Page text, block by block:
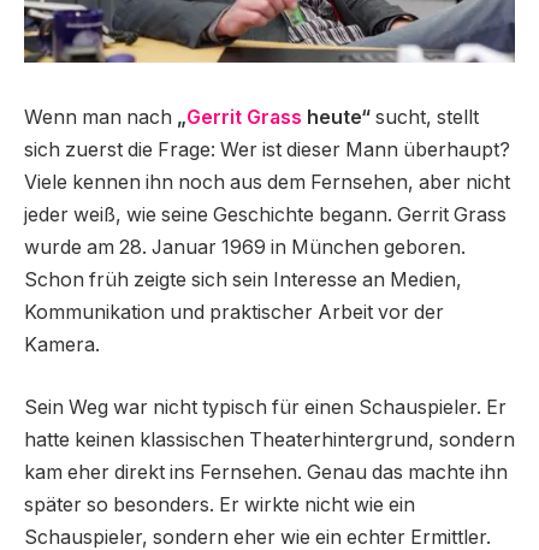
Wenn man nach „Gerrit Grass heute“ sucht, stellt
sich zuerst die Frage: Wer ist dieser Mann überhaupt?
Viele kennen ihn noch aus dem Fernsehen, aber nicht
jeder weiß, wie seine Geschichte begann. Gerrit Grass
wurde am 28. Januar 1969 in München geboren.
Schon früh zeigte sich sein Interesse an Medien,
Kommunikation und praktischer Arbeit vor der
Kamera.
Sein Weg war nicht typisch für einen Schauspieler. Er
hatte keinen klassischen Theaterhintergrund, sondern
kam eher direkt ins Fernsehen. Genau das machte ihn
später so besonders. Er wirkte nicht wie ein
Schauspieler, sondern eher wie ein echter Ermittler.